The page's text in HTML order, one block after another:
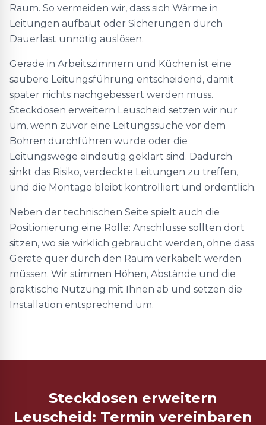
Raum. So vermeiden wir, dass sich Wärme in
Leitungen aufbaut oder Sicherungen durch
Dauerlast unnötig auslösen.
Gerade in Arbeitszimmern und Küchen ist eine
saubere Leitungsführung entscheidend, damit
später nichts nachgebessert werden muss.
Steckdosen erweitern Leuscheid setzen wir nur
um, wenn zuvor eine Leitungssuche vor dem
Bohren durchführen wurde oder die
Leitungswege eindeutig geklärt sind. Dadurch
sinkt das Risiko, verdeckte Leitungen zu treffen,
und die Montage bleibt kontrolliert und ordentlich.
Neben der technischen Seite spielt auch die
Positionierung eine Rolle: Anschlüsse sollten dort
sitzen, wo sie wirklich gebraucht werden, ohne dass
Geräte quer durch den Raum verkabelt werden
müssen. Wir stimmen Höhen, Abstände und die
praktische Nutzung mit Ihnen ab und setzen die
Installation entsprechend um.
Steckdosen erweitern
Leuscheid: Termin vereinbaren